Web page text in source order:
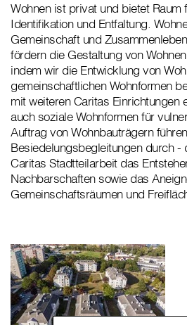
Wohnen ist privat und bietet Raum
Identifikation und Entfaltung.
Gemeinschaft und
fördern die Gestaltung von
indem wir die Entwicklung von
gemeinschaftlichen Wohnformen
mit weiteren Caritas Einrichtungen
auch soziale Wohnformen für
Auftrag von Wohnbauträgern
Besiedelungsbegleitungen durch -
Caritas Stadtteilarbeit das
Nachbarschaften sowie das
Gemeinschaftsräumen und